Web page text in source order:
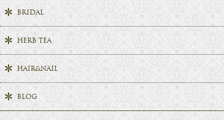
BRIDAL
HERB TEA
HAIR&NAIL
BLOG